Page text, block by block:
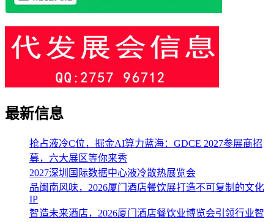
最新信息
抢占液冷C位，掘金AI算力蓝海：GDCE 2027参展商招
募，六大展区等你来秀
2027深圳国际数据中心液冷散热展览会
品闽南风味，2026厦门酒店餐饮展打造不可复制的文化
IP
智造未来酒店，2026厦门酒店餐饮业博览会引领行业智